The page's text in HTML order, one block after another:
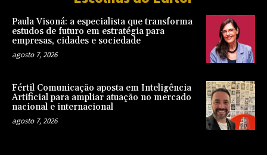
Paula Visoná: a especialista que transforma
estudos de futuro em estratégia para
empresas, cidades e sociedade
agosto 7, 2026
Fértil Comunicação aposta em Inteligência
Artificial para ampliar atuação no mercado
nacional e internacional
agosto 7, 2026